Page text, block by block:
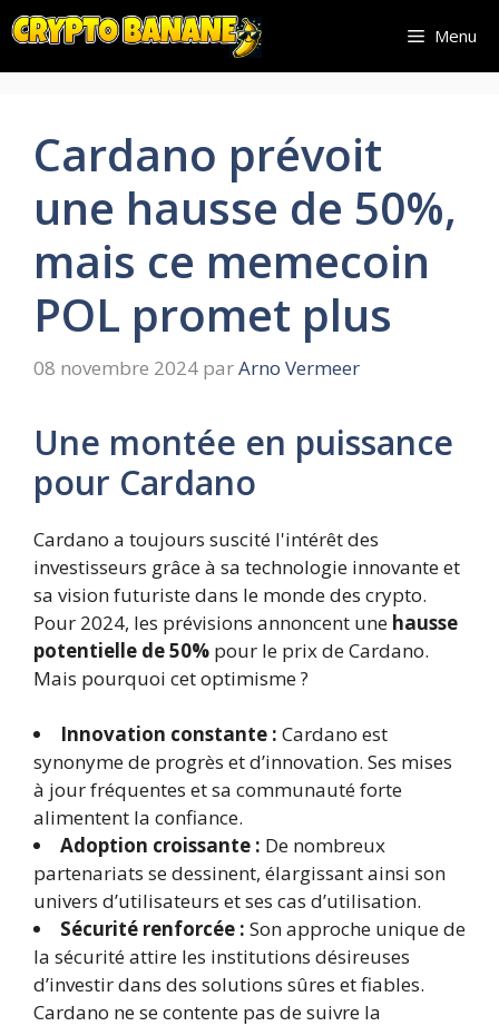
Aller
au
contenu
Menu
Cardano prévoit
une hausse de 50%,
mais ce memecoin
POL promet plus
08 novembre 2024 parArno Vermeer
Une montée en puissance
pour Cardano
Cardano a toujours suscité l'intérêt des
investisseurs grâce à sa technologie innovante et
sa vision futuriste dans le monde des crypto.
Pour 2024, les prévisions annoncent une hausse
potentielle de 50% pour le prix de Cardano.
Mais pourquoi cet optimisme ?
Innovation constante : Cardano est
synonyme de progrès et d’innovation. Ses mises
à jour fréquentes et sa communauté forte
alimentent la confiance.
Adoption croissante : De nombreux
partenariats se dessinent, élargissant ainsi son
univers d’utilisateurs et ses cas d’utilisation.
Sécurité renforcée : Son approche unique de
la sécurité attire les institutions désireuses
d’investir dans des solutions sûres et fiables.
Cardano ne se contente pas de suivre la